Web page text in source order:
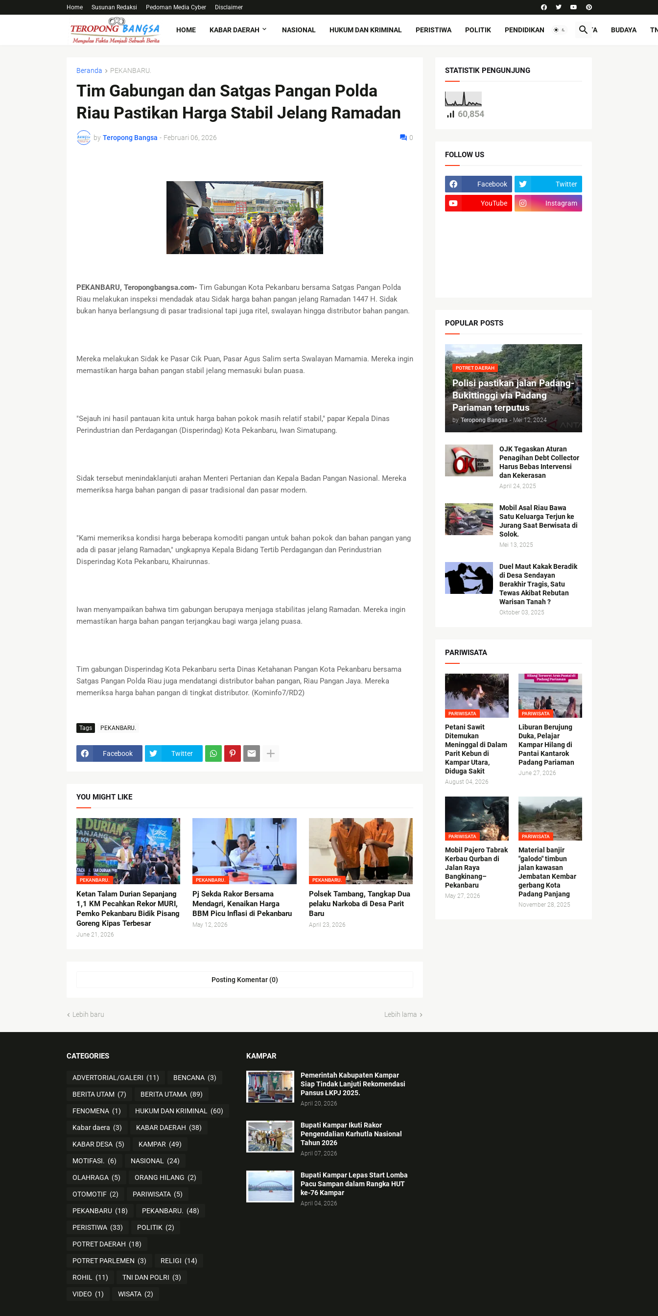
Home Susunan Redaksi Pedoman Media Cyber Disclaimer
HOME KABAR DAERAH NASIONAL HUKUM DAN KRIMINAL PERISTIWA POLITIK PENDIDIKAN PARIWISATA BUDAYA
Beranda PEKANBARU.
Tim Gabungan dan Satgas Pangan Polda
Riau Pastikan Harga Stabil Jelang Ramadan
by Teropong Bangsa - Februari 06, 2026 0
PEKANBARU, Teropongbangsa.com- Tim Gabungan Kota Pekanbaru bersama Satgas Pangan Polda
Riau melakukan inspeksi mendadak atau Sidak harga bahan pangan jelang Ramadan 1447 H. Sidak
bukan hanya berlangsung di pasar tradisional tapi juga ritel, swalayan hingga distributor bahan pangan.
Mereka melakukan Sidak ke Pasar Cik Puan, Pasar Agus Salim serta Swalayan Mamamia. Mereka ingin
memastikan harga bahan pangan stabil jelang memasuki bulan puasa.
"Sejauh ini hasil pantauan kita untuk harga bahan pokok masih relatif stabil," papar Kepala Dinas
Perindustrian dan Perdagangan (Disperindag) Kota Pekanbaru, Iwan Simatupang.
Sidak tersebut menindaklanjuti arahan Menteri Pertanian dan Kepala Badan Pangan Nasional. Mereka
memeriksa harga bahan pangan di pasar tradisional dan pasar modern.
"Kami memeriksa kondisi harga beberapa komoditi pangan untuk bahan pokok dan bahan pangan yang
ada di pasar jelang Ramadan," ungkapnya Kepala Bidang Tertib Perdagangan dan Perindustrian
Disperindag Kota Pekanbaru, Khairunnas.
Iwan menyampaikan bahwa tim gabungan berupaya menjaga stabilitas jelang Ramadan. Mereka ingin
memastikan harga bahan pangan terjangkau bagi warga jelang puasa.
Tim gabungan Disperindag Kota Pekanbaru serta Dinas Ketahanan Pangan Kota Pekanbaru bersama
Satgas Pangan Polda Riau juga mendatangi distributor bahan pangan, Riau Pangan Jaya. Mereka
memeriksa harga bahan pangan di tingkat distributor. (Kominfo7/RD2)
Tags PEKANBARU.
Facebook Twitter
YOU MIGHT LIKE
PEKANBARU.
Ketan Talam Durian Sepanjang
1,1 KM Pecahkan Rekor MURI,
Pemko Pekanbaru Bidik Pisang
Goreng Kipas Terbesar
June 21, 2026
PEKANBARU.
Pj Sekda Rakor Bersama
Mendagri, Kenaikan Harga
BBM Picu Inflasi di Pekanbaru
May 12, 2026
PEKANBARU.
Polsek Tambang, Tangkap Dua
pelaku Narkoba di Desa Parit
Baru
April 23, 2026
Posting Komentar (0)
Lebih baru Lebih lama
STATISTIK PENGUNJUNG
60,854
FOLLOW US
Facebook Twitter
YouTube Instagram
POPULAR POSTS
POTRET DAERAH
Polisi pastikan jalan Padang-
Bukittinggi via Padang
Pariaman terputus
by Teropong Bangsa - Mei 12, 2024
OJK Tegaskan Aturan
Penagihan Debt Collector
Harus Bebas Intervensi
dan Kekerasan
April 24, 2025
Mobil Asal Riau Bawa
Satu Keluarga Terjun ke
Jurang Saat Berwisata di
Solok.
Mei 13, 2025
Duel Maut Kakak Beradik
di Desa Sendayan
Berakhir Tragis, Satu
Tewas Akibat Rebutan
Warisan Tanah ?
Oktober 03, 2025
PARIWISATA
PARIWISATA
Petani Sawit
Ditemukan
Meninggal di Dalam
Parit Kebun di
Kampar Utara,
Diduga Sakit
August 04, 2026
PARIWISATA
Liburan Berujung
Duka, Pelajar
Kampar Hilang di
Pantai Kantarok
Padang Pariaman
June 27, 2026
PARIWISATA
Mobil Pajero Tabrak
Kerbau Qurban di
Jalan Raya
Bangkinang–
Pekanbaru
May 27, 2026
PARIWISATA
Material banjir
"galodo" timbun
jalan kawasan
Jembatan Kembar
gerbang Kota
Padang Panjang
November 28, 2025
CATEGORIES
ADVERTORIAL/GALERI (11) BENCANA (3)
BERITA UTAM (7) BERITA UTAMA (89)
FENOMENA (1) HUKUM DAN KRIMINAL (60)
Kabar daera (3) KABAR DAERAH (38)
KABAR DESA (5) KAMPAR (49)
MOTIFASI. (6) NASIONAL (24)
OLAHRAGA (5) ORANG HILANG (2)
OTOMOTIF (2) PARIWISATA (5)
PEKANBARU (18) PEKANBARU. (48)
PERISTIWA (33) POLITIK (2)
POTRET DAERAH (18)
POTRET PARLEMEN (3) RELIGI (14)
ROHIL (11) TNI DAN POLRI (3)
VIDEO (1) WISATA (2)
KAMPAR
Pemerintah Kabupaten Kampar
Siap Tindak Lanjuti Rekomendasi
Pansus LKPJ 2025.
April 20, 2026
Bupati Kampar Ikuti Rakor
Pengendalian Karhutla Nasional
Tahun 2026
April 07, 2026
Bupati Kampar Lepas Start Lomba
Pacu Sampan dalam Rangka HUT
ke-76 Kampar
April 04, 2026